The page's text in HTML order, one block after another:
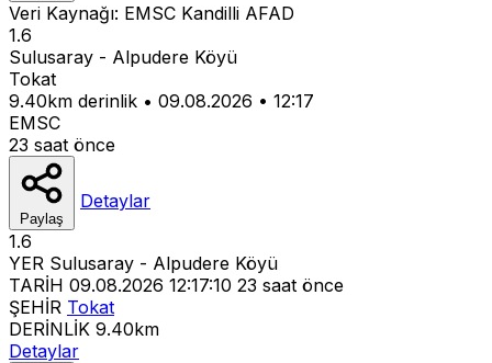
Veri Kaynağı: EMSC Kandilli AFAD
1.6
Sulusaray - Alpudere Köyü
Tokat
9.40km derinlik • 09.08.2026 • 12:17
EMSC
23 saat önce
Paylaş
Detaylar
1.6
YER Sulusaray - Alpudere Köyü
TARİH 09.08.2026 12:17:10 23 saat önce
ŞEHİR Tokat
DERİNLİK 9.40km
Detaylar